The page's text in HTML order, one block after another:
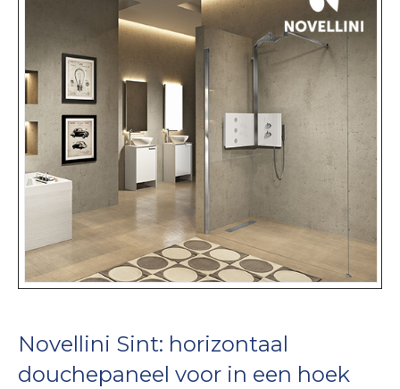
Novellini Sint: horizontaal
douchepaneel voor in een hoek